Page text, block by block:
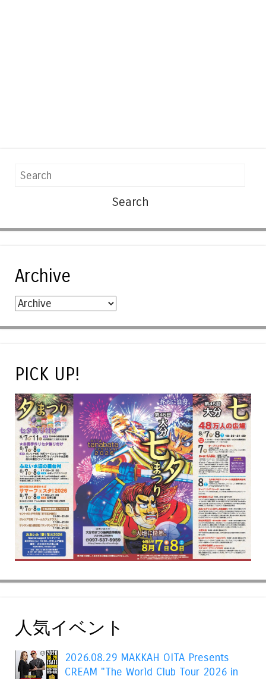
Search
Archive
PICK UP!
人気イベント
2026.08.29 MAKKAH OITA Presents
CREAM "The World Club Tour 2026 in